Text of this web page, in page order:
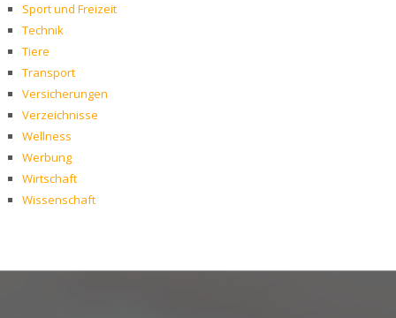
Sport und Freizeit
Technik
Tiere
Transport
Versicherungen
Verzeichnisse
Wellness
Werbung
Wirtschaft
Wissenschaft